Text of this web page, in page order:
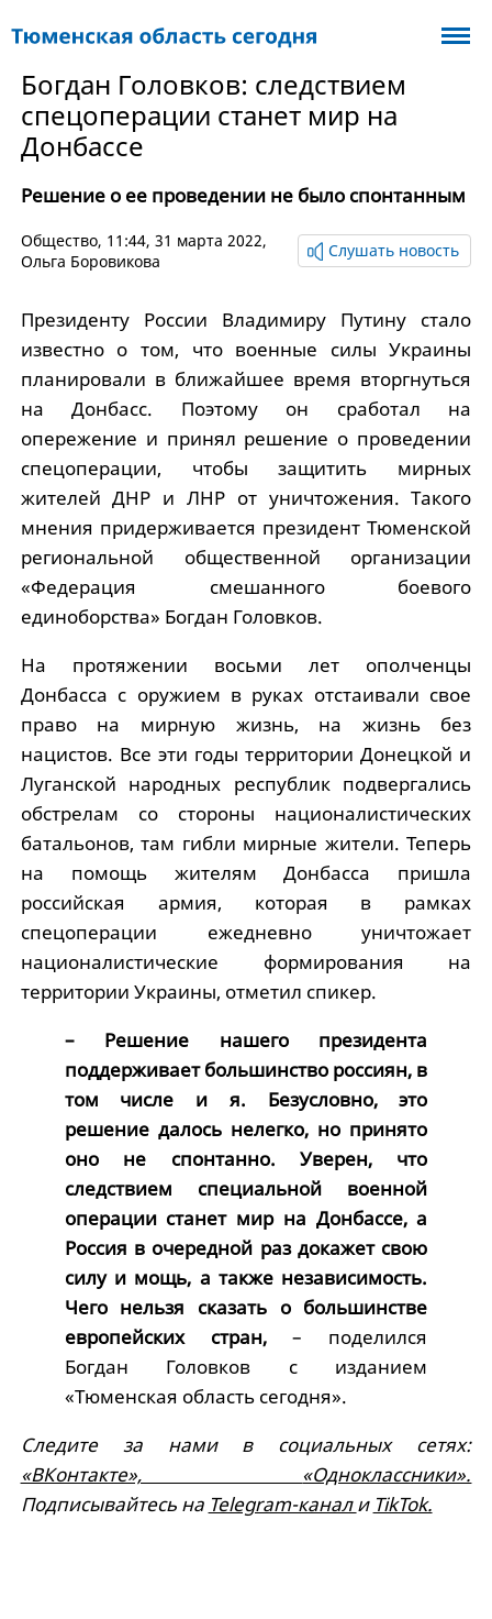
Богдан Головков: следствием
спецоперации станет мир на
Донбассе
Решение о ее проведении не было спонтанным
Общество, 11:44, 31 марта 2022,
Ольга Боровикова
Слушать новость
Президенту России Владимиру Путину стало
известно о том, что военные силы Украины
планировали в ближайшее время вторгнуться
на Донбасс. Поэтому он сработал на
опережение и принял решение о проведении
спецоперации, чтобы защитить мирных
жителей ДНР и ЛНР от уничтожения. Такого
мнения придерживается президент Тюменской
региональной общественной организации
«Федерация смешанного боевого
единоборства» Богдан Головков.
На протяжении восьми лет ополченцы
Донбасса с оружием в руках отстаивали свое
право на мирную жизнь, на жизнь без
нацистов. Все эти годы территории Донецкой и
Луганской народных республик подвергались
обстрелам со стороны националистических
батальонов, там гибли мирные жители. Теперь
на помощь жителям Донбасса пришла
российская армия, которая в рамках
спецоперации ежедневно уничтожает
националистические формирования на
территории Украины, отметил спикер.
– Решение нашего президента
поддерживает большинство россиян, в
том числе и я. Безусловно, это
решение далось нелегко, но принято
оно не спонтанно. Уверен, что
следствием специальной военной
операции станет мир на Донбассе, а
Россия в очередной раз докажет свою
силу и мощь, а также независимость.
Чего нельзя сказать о большинстве
европейских стран,– поделился
Богдан Головков с изданием
«Тюменская область сегодня».
Следите за нами в социальных сетях:
«ВКонтакте», «Одноклассники».
Подписывайтесь на Telegram-канали TikTok.